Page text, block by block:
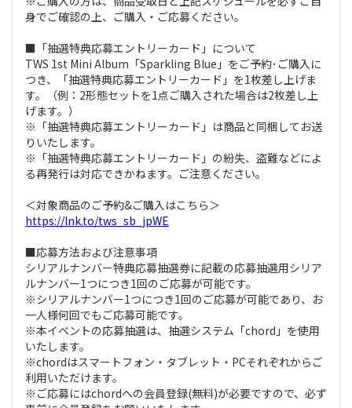
身でご確認の上、ご購入・ご応募ください。
■「抽選特典応募エントリーカード」について
TWS 1st Mini Album「Sparkling Blue」をご予約･ご購入に
つき、「抽選特典応募エントリーカード」を1枚差し上げま
す。（例：2形態セットを1点ご購入された場合は2枚差し上
げます。）
※「抽選特典応募エントリーカード」は商品と同梱してお送
りいたします。
※「抽選特典応募エントリーカード」の紛失、盗難などによ
る再発行は対応できかねます。ご注意ください。
＜対象商品のご予約&ご購入はこちら＞
https://lnk.to/tws_sb_jpWE
■応募方法および注意事項
シリアルナンバー特典応募抽選券に記載の応募抽選用シリア
ルナンバー1つにつき1回のご応募が可能です。
※シリアルナンバー1つにつき1回のご応募が可能であり、お
一人様何回でもご応募可能です。
※本イベントの応募抽選は、抽選システム「chord」を使用
いたします。
※chordはスマートフォン・タブレット・PCそれぞれからご
利用いただけます。
※ご応募にはchordへの会員登録(無料)が必要ですので、必ず